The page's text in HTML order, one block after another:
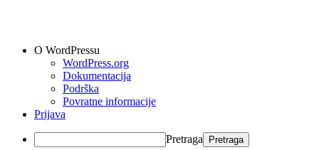
O WordPressu
WordPress.org
Dokumentacija
Podrška
Povratne informacije
Prijava
Pretraga